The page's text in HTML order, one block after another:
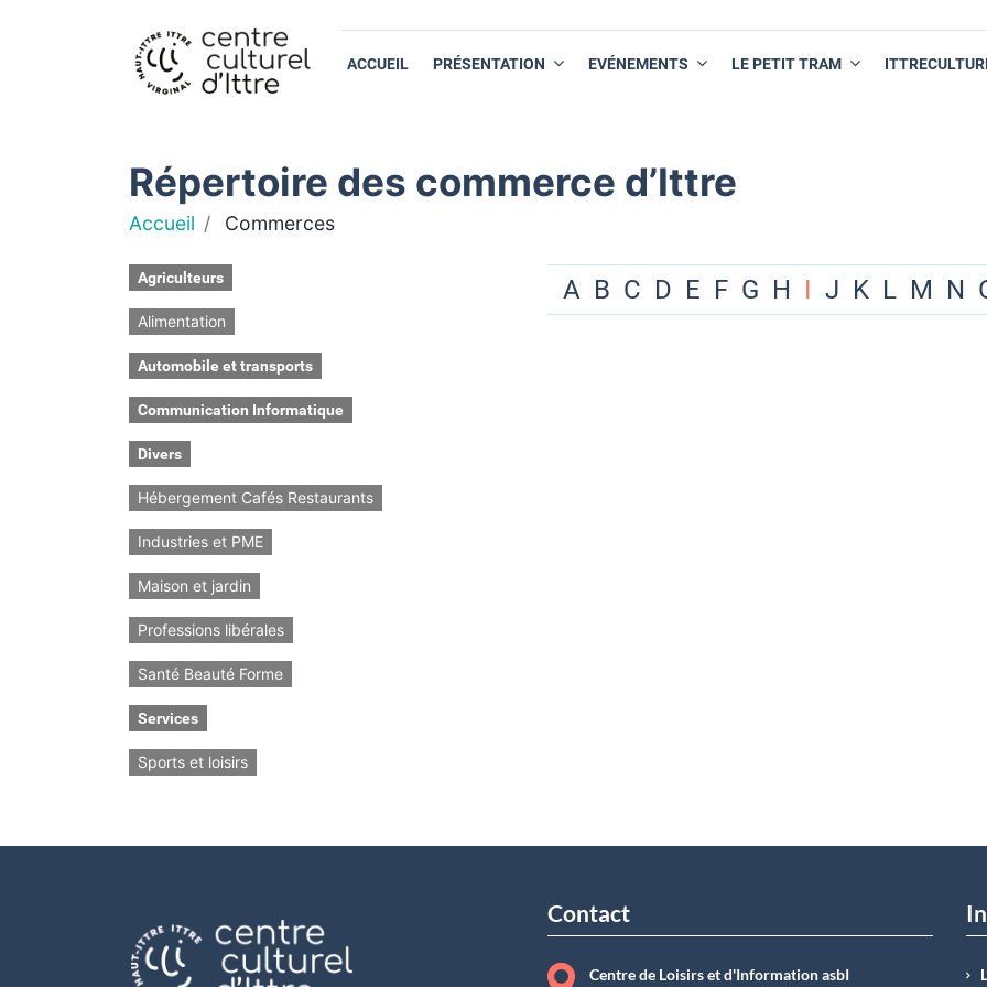
ACCUEIL PRÉSENTATION EVÉNEMENTS LE PETIT TRAM
Répertoire des commerce d’Ittre
Accueil Commerces
Agriculteurs
Alimentation
Automobile et transports
Communication Informatique
Divers
Hébergement Cafés Restaurants
Industries et PME
Maison et jardin
Professions libérales
Santé Beauté Forme
Services
Sports et loisirs
A B C D E F G H I J K L M N
Contact
Centre de Loisirs et d'Information asbI